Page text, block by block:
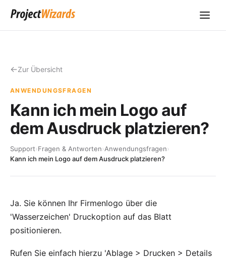
Zur Übersicht
ANWENDUNGSFRAGEN
Kann ich mein Logo auf
dem Ausdruck platzieren?
Support›Fragen & Antworten›Anwendungsfragen›
Kann ich mein Logo auf dem Ausdruck platzieren?
Ja. Sie können Ihr Firmenlogo über die
'Wasserzeichen' Druckoption auf das Blatt
positionieren.
Rufen Sie einfach hierzu 'Ablage > Drucken > Details